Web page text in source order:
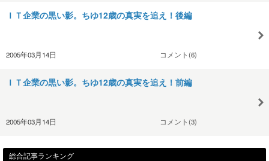
ＩＴ企業の黒い影。ちゆ12歳の真実を追え！後編
2005年03月14日 コメント(6)
ＩＴ企業の黒い影。ちゆ12歳の真実を追え！前編
2005年03月14日 コメント(3)
総合記事ランキング